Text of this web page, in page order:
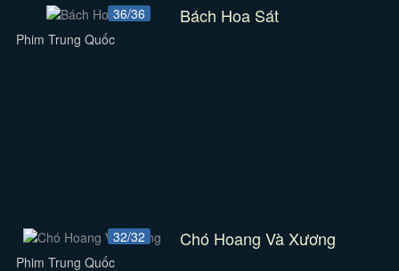
36/36 Bách Hoa Sát
Phim Trung Quốc
32/32 Chó Hoang Và Xương
Phim Trung Quốc